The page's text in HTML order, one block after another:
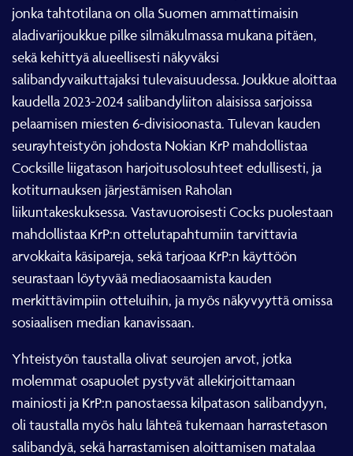
jonka tahtotilana on olla Suomen ammattimaisin
aladivarijoukkue pilke silmäkulmassa mukana pitäen,
sekä kehittyä alueellisesti näkyväksi
salibandyvaikuttajaksi tulevaisuudessa. Joukkue aloittaa
kaudella 2023-2024 salibandyliiton alaisissa sarjoissa
pelaamisen miesten 6-divisioonasta. Tulevan kauden
seurayhteistyön johdosta Nokian KrP mahdollistaa
Cocksille liigatason harjoitusolosuhteet edullisesti, ja
kotiturnauksen järjestämisen Raholan
liikuntakeskuksessa. Vastavuoroisesti Cocks puolestaan
mahdollistaa KrP:n ottelutapahtumiin tarvittavia
arvokkaita käsipareja, sekä tarjoaa KrP:n käyttöön
seurastaan löytyvää mediaosaamista kauden
merkittävimpiin otteluihin, ja myös näkyvyyttä omissa
sosiaalisen median kanavissaan.
Yhteistyön taustalla olivat seurojen arvot, jotka
molemmat osapuolet pystyvät allekirjoittamaan
mainiosti ja KrP:n panostaessa kilpatason salibandyyn,
oli taustalla myös halu lähteä tukemaan harrastetason
salibandyä, sekä harrastamisen aloittamisen matalaa